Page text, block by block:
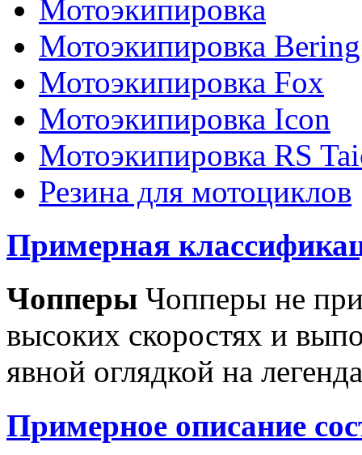
Мотоэкипировка
Мотоэкипировка Bering
Мотоэкипировка Fox
Мотоэкипировка Icon
Мотоэкипировка RS
Резина для мотоциклов
Примерная
Чопперы Чопперы не
высоких скоростях и
явной оглядкой на
Примерное описание